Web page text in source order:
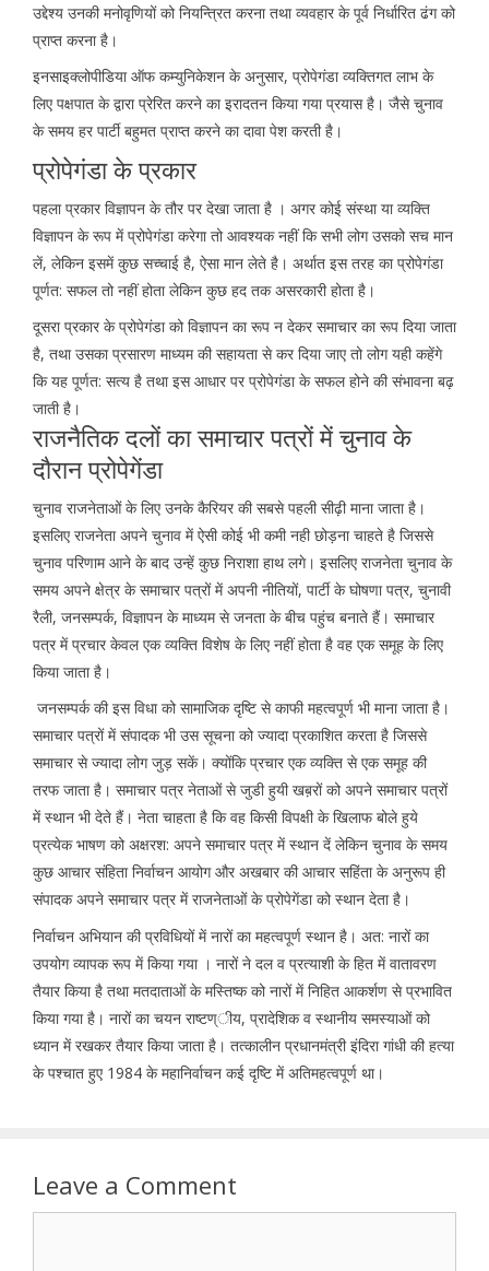
उद्देश्य उनकी मनोवृणियों को नियन्त्रित करना तथा व्यवहार के पूर्व निर्धारित ढंग को
प्राप्त करना है।
इनसाइक्लोपीडिया ऑफ कम्युनिकेशन के अनुसार, प्रोपेगंडा व्यक्तिगत लाभ के
लिए पक्षपात के द्वारा प्रेरित करने का इरादतन किया गया प्रयास है। जैसे चुनाव
के समय हर पार्टी बहुमत प्राप्त करने का दावा पेश करती है।
प्रोपेगंडा के प्रकार
पहला प्रकार विज्ञापन के तौर पर देखा जाता है । अगर कोई संस्था या व्यक्ति
विज्ञापन के रूप में प्रोपेगंडा करेगा तो आवश्यक नहीं कि सभी लोग उसको सच मान
लें, लेकिन इसमें कुछ सच्चाई है, ऐसा मान लेते है। अर्थात इस तरह का प्रोपेगंडा
पूर्णत: सफल तो नहीं होता लेकिन कुछ हद तक असरकारी होता है।
दूसरा प्रकार के प्रोपेगंडा को विज्ञापन का रूप न देकर समाचार का रूप दिया जाता
है, तथा उसका प्रसारण माध्यम की सहायता से कर दिया जाए तो लोग यही कहेंगे
कि यह पूर्णत: सत्य है तथा इस आधार पर प्रोपेगंडा के सफल होने की संभावना बढ़
जाती है।
राजनैतिक दलों का समाचार पत्रों में चुनाव के
दौरान प्रोपेगेंडा
चुनाव राजनेताओं के लिए उनके कैरियर की सबसे पहली सीढ़ी माना जाता है।
इसलिए राजनेता अपने चुनाव में ऐसी कोई भी कमी नही छोड़ना चाहते है जिससे
चुनाव परिणाम आने के बाद उन्हें कुछ निराशा हाथ लगे। इसलिए राजनेता चुनाव के
समय अपने क्षेत्र के समाचार पत्रों में अपनी नीतियों, पार्टी के घोषणा पत्र, चुनावी
रैली, जनसम्पर्क, विज्ञापन के माध्यम से जनता के बीच पहुंच बनाते हैं। समाचार
पत्र में प्रचार केवल एक व्यक्ति विशेष के लिए नहीं होता है वह एक समूह के लिए
किया जाता है।
जनसम्पर्क की इस विधा को सामाजिक दृष्टि से काफी महत्वपूर्ण भी माना जाता है।
समाचार पत्रों में संपादक भी उस सूचना को ज्यादा प्रकाशित करता है जिससे
समाचार से ज्यादा लोग जुड़ सकें। क्योंकि प्रचार एक व्यक्ति से एक समूह की
तरफ जाता है। समाचार पत्र नेताओं से जुडी हुयी खब़रों को अपने समाचार पत्रों
में स्थान भी देते हैं। नेता चाहता है कि वह किसी विपक्षी के खिलाफ बोले हुये
प्रत्येक भाषण को अक्षरश: अपने समाचार पत्र में स्थान दें लेकिन चुनाव के समय
कुछ आचार संहिता निर्वाचन आयोग और अखबार की आचार सहिंता के अनुरूप ही
संपादक अपने समाचार पत्र में राजनेताओं के प्रोपेगेंडा को स्थान देता है।
निर्वाचन अभियान की प्रविधियों में नारों का महत्वपूर्ण स्थान है। अत: नारों का
उपयोग व्यापक रूप में किया गया । नारों ने दल व प्रत्याशी के हित में वातावरण
तैयार किया है तथा मतदाताओं के मस्तिष्क को नारों में निहित आकर्शण से प्रभावित
किया गया है। नारों का चयन राष्टण्ीय, प्रादेशिक व स्थानीय समस्याओं को
ध्यान में रखकर तैयार किया जाता है। तत्कालीन प्रधानमंत्री इंदिरा गांधी की हत्या
के पश्चात हुए 1984 के महानिर्वाचन कई दृष्टि में अतिमहत्वपूर्ण था।
Leave a Comment